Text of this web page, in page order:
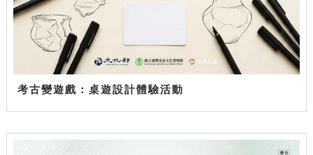
考古變遊戲：桌遊設計體驗活動